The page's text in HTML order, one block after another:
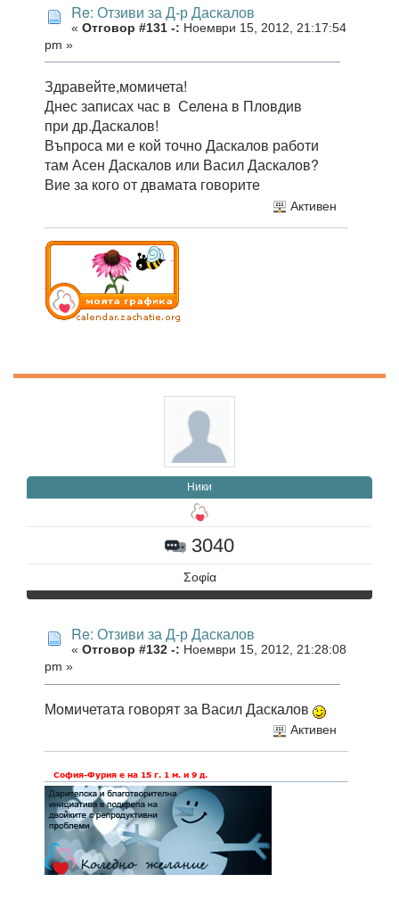
Re: Отзиви за Д-р Даскалов
« Отговор #131 -: Ноември 15, 2012, 21:17:54
pm »
Здравейте,момичета!
Днес записах час в Селена в Пловдив
при др.Даскалов!
Въпроса ми е кой точно Даскалов работи
там Асен Даскалов или Васил Даскалов?
Вие за кого от двамата говорите
Активен
Ники
3040
Σοφία
Re: Отзиви за Д-р Даскалов
« Отговор #132 -: Ноември 15, 2012, 21:28:08
pm »
Момичетата говорят за Васил Даскалов
Активен